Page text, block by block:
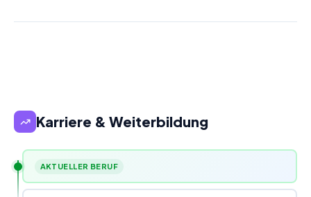
Karriere & Weiterbildung
AKTUELLER BERUF